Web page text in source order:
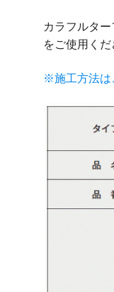
カラフルター
をご使用くだ
※施工方法は